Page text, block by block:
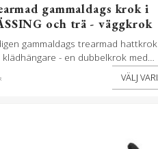
gammaldags krok i
och trä - väggkrok
gammaldags trearmad hattkrok
klädhängare - en dubbelkrok med
- krokar i metall och trä